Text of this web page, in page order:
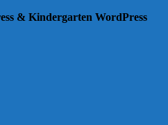
& Kindergarten WordPress